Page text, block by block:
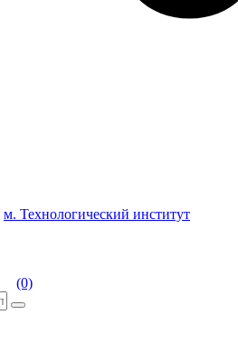
м. Технологический институт
(0)